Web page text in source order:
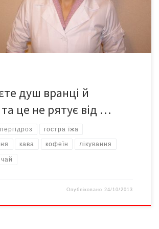
кандидат медичних наук Лілія ГУЛЕЙ,
дерматовенерології Буковинського […]
душ вранці й
та це не рятує від …
гостра їжа
кава кофеїн лікування
чай
Опубліковано 24/10/2013